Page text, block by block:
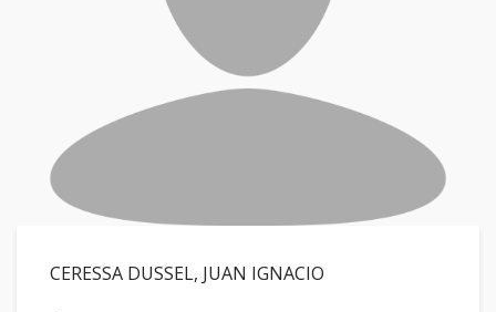
CERESSA DUSSEL, JUAN IGNACIO